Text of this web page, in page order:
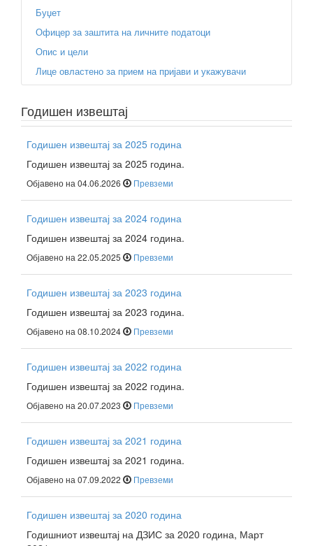
Буџет
Офицер за заштита на личните податоци
Опис и цели
Лице овластено за прием на пријави и укажувачи
Годишен извештај
Годишен извештај за 2025 година
Годишен извештај за 2025 година.
Објавено на 04.06.2026 Превземи
Годишен извештај за 2024 година
Годишен извештај за 2024 година.
Објавено на 22.05.2025 Превземи
Годишен извештај за 2023 година
Годишен извештај за 2023 година.
Објавено на 08.10.2024 Превземи
Годишен извештај за 2022 година
Годишен извештај за 2022 година.
Објавено на 20.07.2023 Превземи
Годишен извештај за 2021 година
Годишен извештај за 2021 година.
Објавено на 07.09.2022 Превземи
Годишен извештај за 2020 година
Годишниот извештај на ДЗИС за 2020 година, Март